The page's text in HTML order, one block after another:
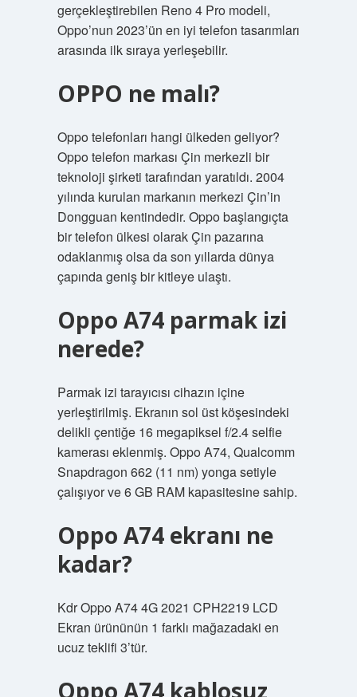
gerçekleştirebilen Reno 4 Pro modeli,
Oppo’nun 2023’ün en iyi telefon tasarımları
arasında ilk sıraya yerleşebilir.
OPPO ne malı?
Oppo telefonları hangi ülkeden geliyor?
Oppo telefon markası Çin merkezli bir
teknoloji şirketi tarafından yaratıldı. 2004
yılında kurulan markanın merkezi Çin’in
Dongguan kentindedir. Oppo başlangıçta
bir telefon ülkesi olarak Çin pazarına
odaklanmış olsa da son yıllarda dünya
çapında geniş bir kitleye ulaştı.
Oppo A74 parmak izi
nerede?
Parmak izi tarayıcısı cihazın içine
yerleştirilmiş. Ekranın sol üst köşesindeki
delikli çentiğe 16 megapiksel f/2.4 selfie
kamerası eklenmiş. Oppo A74, Qualcomm
Snapdragon 662 (11 nm) yonga setiyle
çalışıyor ve 6 GB RAM kapasitesine sahip.
Oppo A74 ekranı ne
kadar?
Kdr Oppo A74 4G 2021 CPH2219 LCD
Ekran ürününün 1 farklı mağazadaki en
ucuz teklifi 3’tür.
Oppo A74 kablosuz